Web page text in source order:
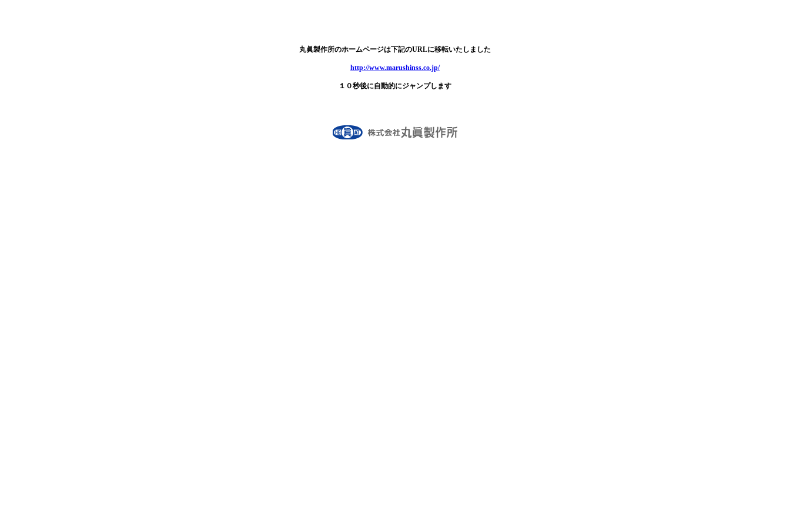
丸眞製作所のホームページは下記のURLに移転いたしました
http://www.marushinss.co.jp/
１０秒後に自動的にジャンプします